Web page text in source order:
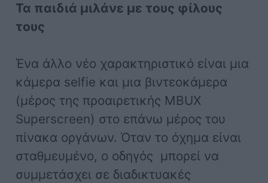
Τα παιδιά μιλάνε με τους φίλους
τους
Ένα άλλο νέο χαρακτηριστικό είναι μια
κάμερα selfie και μια βιντεοκάμερα
(μέρος της προαιρετικής MBUX
Superscreen) στο επάνω μέρος του
πίνακα οργάνων. Όταν το όχημα είναι
σταθμευμένο, ο οδηγός μπορεί να
συμμετάσχει σε διαδικτυακές